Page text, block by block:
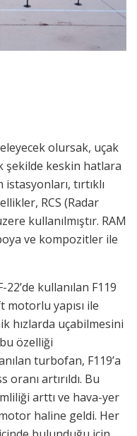
olursak, uçak
keskin hatlara
tırtıklı
RCS (Radar
kullanılmıştır. RAM
ve kompozitler ile
kullanılan F119
motorlu yapısı ile
hızlarda uçabilmesini
özelliği
turbofan, F119’a
artırıldı. Bu
arttı ve hava-yer
haline geldi. Her